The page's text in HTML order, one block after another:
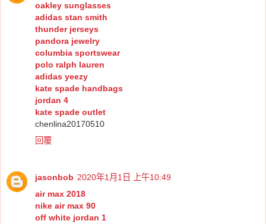
oakley sunglasses
adidas stan smith
thunder jerseys
pandora jewelry
columbia sportswear
polo ralph lauren
adidas yeezy
kate spade handbags
jordan 4
kate spade outlet
chenlina20170510
回覆
jasonbob 2020年1月1日 上午10:49
air max 2018
nike air max 90
off white jordan 1